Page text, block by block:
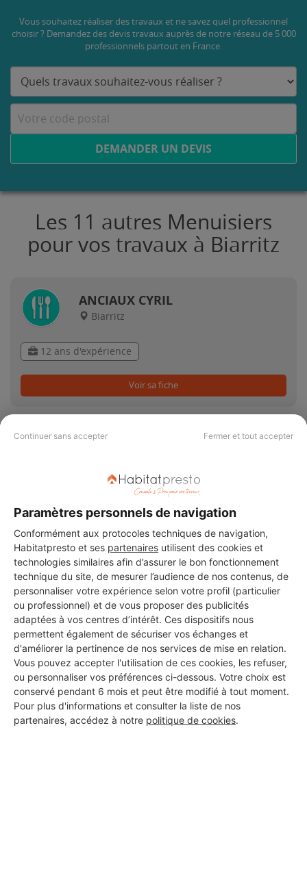
Continuer sans accepter Fermer et tout accepter
Paramètres personnels de navigation
Conformément aux protocoles techniques de navigation,
Habitatpresto et ses partenaires utilisent des cookies et
technologies similaires afin d’assurer le bon fonctionnement
technique du site, de mesurer l’audience de nos contenus, de
personnaliser votre expérience selon votre profil (particulier
ou professionnel) et de vous proposer des publicités
adaptées à vos centres d’intérêt. Ces dispositifs nous
permettent également de sécuriser vos échanges et
d'améliorer la pertinence de nos services de mise en relation.
Vous pouvez accepter l'utilisation de ces cookies, les refuser,
ou personnaliser vos préférences ci-dessous. Votre choix est
conservé pendant 6 mois et peut être modifié à tout moment.
Pour plus d'informations et consulter la liste de nos
partenaires, accédez à notre politique de cookies.
Vous souhaitez réaliser des travaux et ne savez quel professionnel
choisir ? Demandez des devis travaux auprès de notre réseau de 5 000
professionnels partout en France.
DEMANDER UN DEVIS
Les 11 autres Menuisiers
pour vos travaux à Biarritz
ANCIAUX CYRIL
Biarritz
12 ans d'expérience
Voir sa fiche
Voir sa fiche
B+L architectes
Biarritz
11 ans d'expérience
Voir sa fiche